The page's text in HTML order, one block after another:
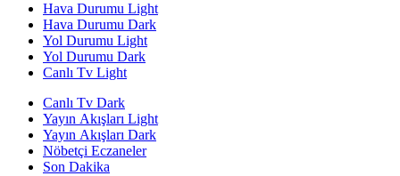
Hava Durumu Light
Hava Durumu Dark
Yol Durumu Light
Yol Durumu Dark
Canlı Tv Light
Canlı Tv Dark
Yayın Akışları Light
Yayın Akışları Dark
Nöbetçi Eczaneler
Son Dakika